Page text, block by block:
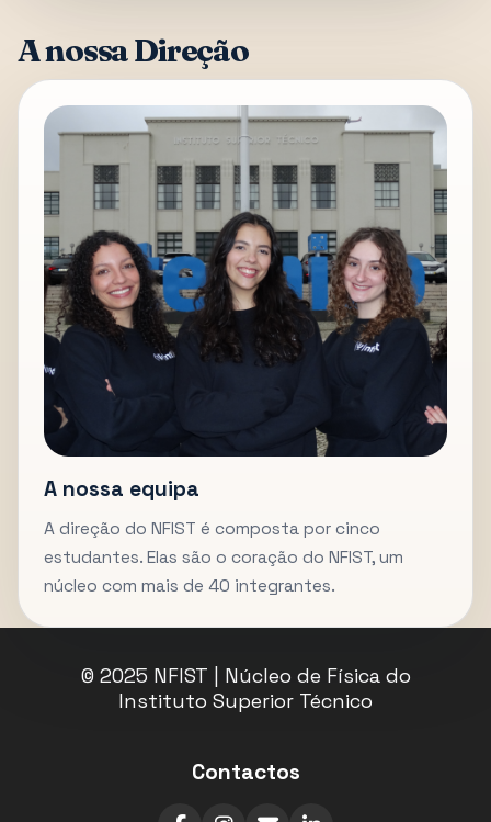
A nossa Direção
A nossa equipa
A direção do NFIST é composta por cinco
estudantes. Elas são o coração do NFIST, um
núcleo com mais de 40 integrantes.
© 2025 NFIST | Núcleo de Física do
Instituto Superior Técnico
Contactos